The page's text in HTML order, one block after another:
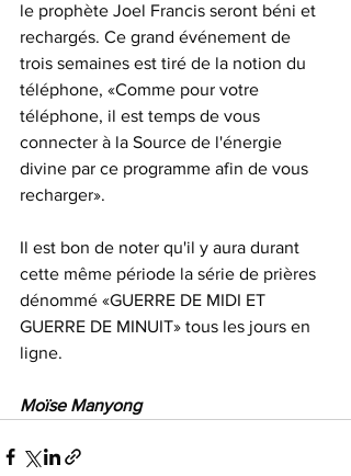
le prophète Joel Francis seront béni et
rechargés. Ce grand événement de
trois semaines est tiré de la notion du
téléphone, «Comme pour votre
téléphone, il est temps de vous
connecter à la Source de l'énergie
divine par ce programme afin de vous
recharger».
Il est bon de noter qu'il y aura durant
cette même période la série de prières
dénommé «GUERRE DE MIDI ET
GUERRE DE MINUIT» tous les jours en
ligne.
Moïse Manyong